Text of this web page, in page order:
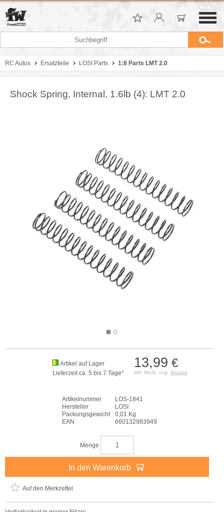
RC Autos Ersatzteile LOSI Parts 1:8 Parts LMT 2.0
Shock Spring, Internal, 1.6lb (4): LMT 2.0
13,99 €
inkl. MwSt. zzgl. Versand
Artikel auf Lager
Lieferzeit ca. 5 bis 7 Tage*
Artikelnummer
LOS-1841
Hersteller
LOSI
Packungsgewicht
0,01 Kg
EAN
660132983949
Menge
In den Warenkorb
Auf den Merkzettel